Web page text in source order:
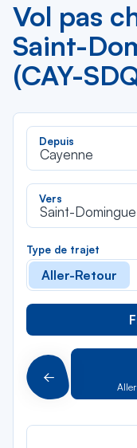
Vol pas
Saint-
(CAY-
Depuis
Cayenne
Vers
Saint-Domingue
Type de trajet
Aller-Retour
Précédent